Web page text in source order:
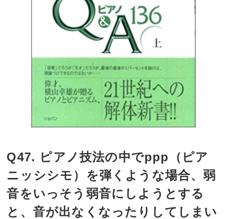
Q47. ピアノ技法の中でppp（ピア
ニッシシモ）を弾くような場合、弱
音をいっそう弱音にしようとする
と、音が出なくなったりしてしまい